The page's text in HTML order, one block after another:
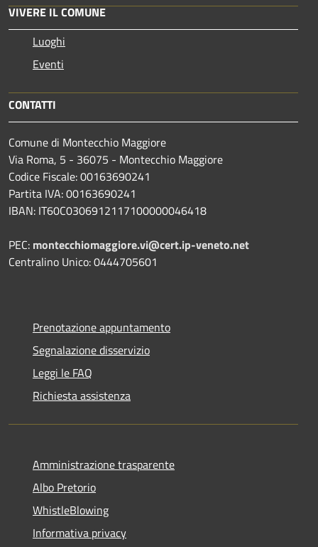
VIVERE IL COMUNE
Luoghi
Eventi
CONTATTI
Comune di Montecchio Maggiore
Via Roma, 5 - 36075 - Montecchio Maggiore
Codice Fiscale: 00163690241
Partita IVA: 00163690241
IBAN: IT60C0306912117100000046418
PEC: montecchiomaggiore.vi@cert.ip-veneto.net
Centralino Unico: 0444705601
Prenotazione appuntamento
Segnalazione disservizio
Leggi le FAQ
Richiesta assistenza
Amministrazione trasparente
Albo Pretorio
WhistleBlowing
Informativa privacy